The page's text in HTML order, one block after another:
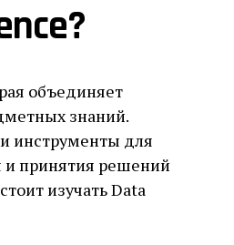
объединяет
знаний.
инструменты для
и принятия решений
изучать Data